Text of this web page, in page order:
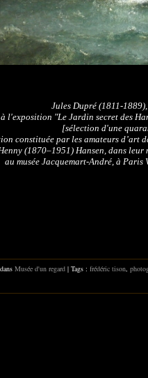
Jules Dupré (1811-1889),
à l'exposition "Le Jardin secret des
[sélection d'une
constituée par les amateurs d’art
(1870–1951) Hansen, dans
au musée Jacquemart-André, à
Musée d'un regard | Tags : frédéric tison,